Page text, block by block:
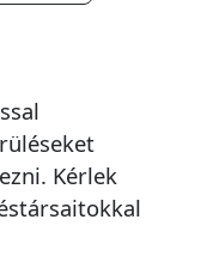
Kérlek